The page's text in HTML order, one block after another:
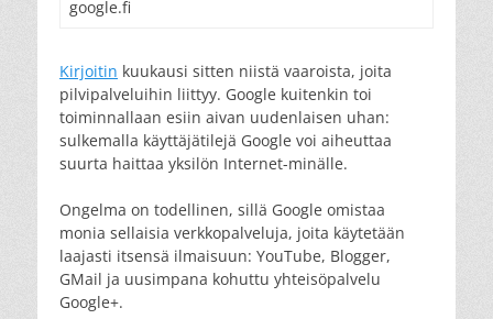
google.fi
Kirjoitin kuukausi sitten niistä vaaroista, joita
pilvipalveluihin liittyy. Google kuitenkin toi
toiminnallaan esiin aivan uudenlaisen uhan:
sulkemalla käyttäjätilejä Google voi aiheuttaa
suurta haittaa yksilön Internet-minälle.
Ongelma on todellinen, sillä Google omistaa
monia sellaisia verkkopalveluja, joita käytetään
laajasti itsensä ilmaisuun: YouTube, Blogger,
GMail ja uusimpana kohuttu yhteisöpalvelu
Google+.